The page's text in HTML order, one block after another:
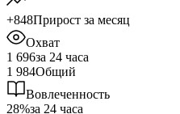
+848Прирост за месяц
Охват
1 696за 24 часа
1 984Общий
Вовлеченность
28%за 24 часа